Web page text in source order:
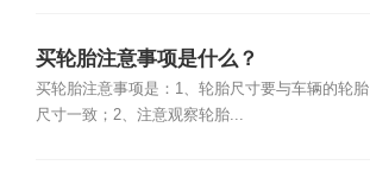
买轮胎注意事项是什么？
买轮胎注意事项是：1、轮胎尺寸要与车辆的轮胎
尺寸一致；2、注意观察轮胎...